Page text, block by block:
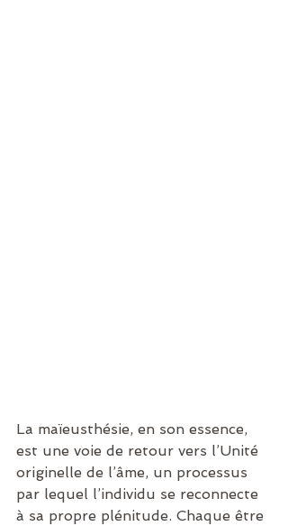
La maïeusthésie, en son essence,
est une voie de retour vers l’Unité
originelle de l’âme, un processus
par lequel l’individu se reconnecte
à sa propre plénitude. Chaque être